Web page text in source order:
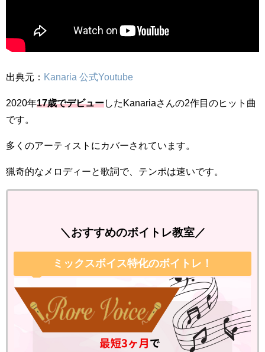
出典元： Kanaria 公式Youtube
2020年17歳でデビューしたKanariaさんの2作目のヒット曲
です。
多くのアーティストにカバーされています。
猟奇的なメロディーと歌詞で、テンポは速いです。
＼おすすめのボイトレ教室／
ミックスボイス特化のボイトレ！